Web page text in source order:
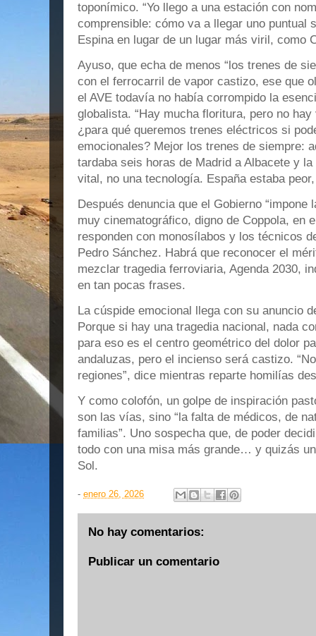
toponímico. “Yo llego a una estación con
comprensible: cómo va a llegar uno puntual
Espina en lugar de un lugar más viril, como
Ayuso, que echa de menos “los trenes de
con el ferrocarril de vapor castizo, ese que
el AVE todavía no había corrompido la
globalista. “Hay mucha floritura, pero no
¿para qué queremos trenes eléctricos si
emocionales? Mejor los trenes de siempre:
tardaba seis horas de Madrid a Albacete y
vital, no una tecnología. España estaba
Después denuncia que el Gobierno “impone
muy cinematográfico, digno de Coppola, en
responden con monosílabos y los técnicos
Pedro Sánchez. Habrá que reconocer el
mezclar tragedia ferroviaria, Agenda 2030,
en tan pocas frases.
La cúspide emocional llega con su anuncio
Porque si hay una tragedia nacional, nada
para eso es el centro geométrico del dolor
andaluzas, pero el incienso será castizo.
regiones”, dice mientras reparte homilías
Y como colofón, un golpe de inspiración
son las vías, sino “la falta de médicos, de
familias”. Uno sospecha que, de poder
todo con una misa más grande… y quizás
Sol.
- enero 26, 2026
No hay comentarios:
Publicar un comentario